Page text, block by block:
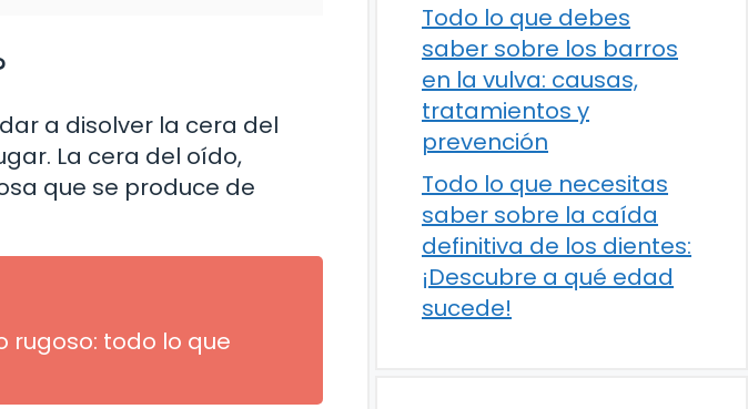
a disolver la cera del
La cera del oído,
que se produce de
rugoso: todo lo que
Todo lo que debes
saber sobre los barros
en la vulva: causas,
tratamientos y
prevención
Todo lo que necesitas
saber sobre la caída
definitiva de los dientes:
¡Descubre a qué edad
sucede!